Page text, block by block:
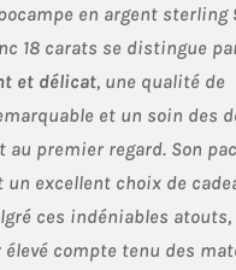
en argent sterling
18 carats se distingue
et délicat, une qualité de
et un soin des
au premier regard. Son
un excellent choix de
ces indéniables
compte tenu des